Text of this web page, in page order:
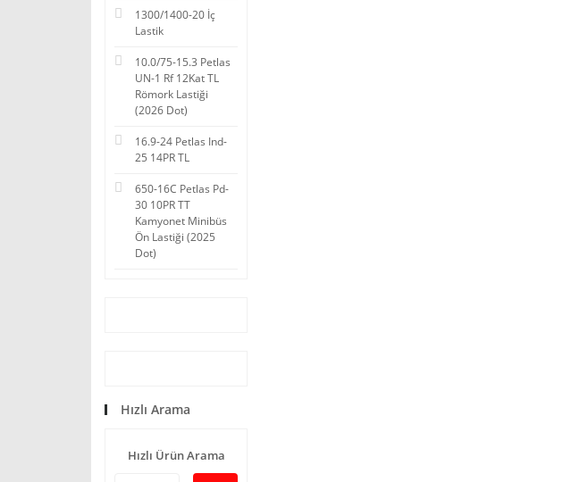
1300/1400-20 İç
Lastik
10.0/75-15.3 Petlas
UN-1 Rf 12Kat TL
Römork Lastiği
(2026 Dot)
16.9-24 Petlas Ind-
25 14PR TL
650-16C Petlas Pd-
30 10PR TT
Kamyonet Minibüs
Ön Lastiği (2025
Dot)
Hızlı Arama
Hızlı Ürün Arama